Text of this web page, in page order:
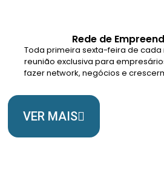
Rede de
Toda primeira sexta-feira de cada
reunião exclusiva para
fazer network, negócios e
VER MAIS